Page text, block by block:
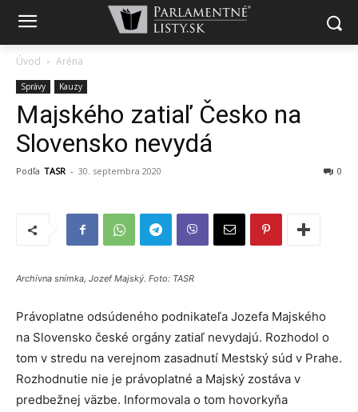
Úvod Aréna
Správy Kauzy
Majského zatiaľ Česko na
Slovensko nevydá
Podľa TASR - 30. septembra 2020 0
Archívna snímka, Jozef Majský. Foto: TASR
Právoplatne odsúdeného podnikateľa Jozefa Majského
na Slovensko české orgány zatiaľ nevydajú. Rozhodol o
tom v stredu na verejnom zasadnutí Mestský súd v Prahe.
Rozhodnutie nie je právoplatné a Majský zostáva v
predbežnej väzbe. Informovala o tom hovorkyňa